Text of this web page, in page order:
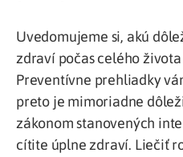
Uvedomujeme si, akú
zdraví počas celého
Preventívne prehliadky
preto je mimoriadne
zákonom stanovených
cítite úplne zdraví. Liečiť